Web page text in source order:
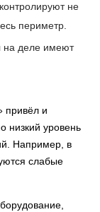
не
периметр.
на деле имеют
привёл и
низкий уровень
Например, в
слабые